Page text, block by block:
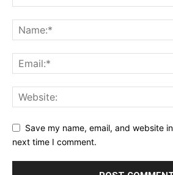
Save my name, email, and website
next time I comment.